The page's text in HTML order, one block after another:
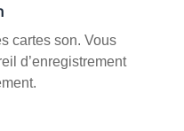
cartes son. Vous
d’enregistrement